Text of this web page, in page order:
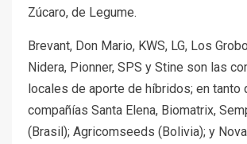
Zúcaro, de Legume.
Brevant, Don Mario, KWS, LG, Los
Nidera, Pionner, SPS y Stine son las
locales de aporte de híbridos; en tanto
compañías Santa Elena, Biomatrix,
(Brasil); Agricomseeds (Bolivia); y